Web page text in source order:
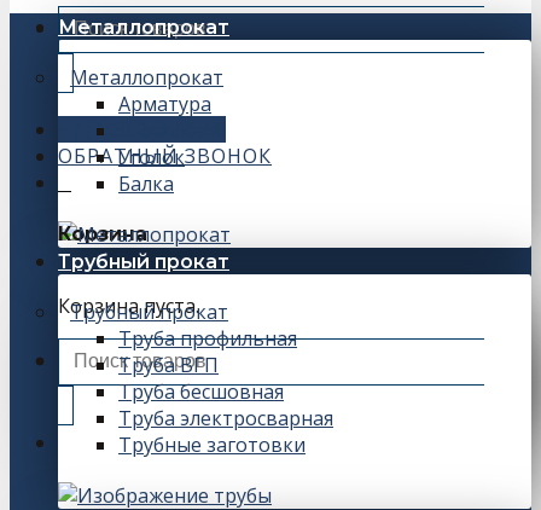
Искать:
+7 (343) 243-56-66
ОБРАТНЫЙ ЗВОНОК
Корзина
Корзина пуста.
Искать:
Металлопрокат
Металлопрокат
Арматура
Уголок
Балка
Трубный прокат
Трубный прокат
Труба профильная
Труба ВГП
Труба бесшовная
Труба электросварная
Трубные заготовки